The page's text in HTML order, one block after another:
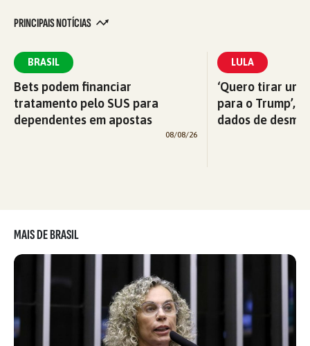
PRINCIPAIS NOTÍCIAS
BRASIL
Bets podem financiar
tratamento pelo SUS para
dependentes em apostas
08/08/26
LULA
‘Quero tirar
para o Trump’,
dados de
MAIS DE BRASIL